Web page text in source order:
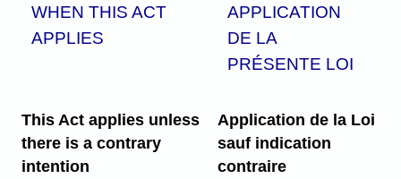
WHEN THIS ACT
APPLIES
APPLICATION
DE LA
PRÉSENTE LOI
This Act applies unless
there is a contrary
intention
Application de la Loi
sauf indication
contraire